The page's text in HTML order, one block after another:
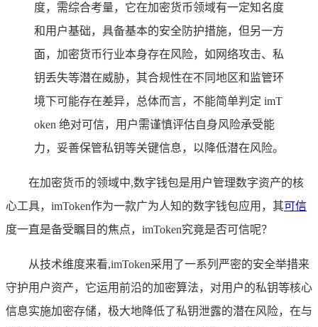
度，需综合考量，它在加密货币领域有一定知名度
和用户基础，具备基本的安全防护措施，但另一方
面，加密货币行业本身存在风险，如网络攻击、私
钥丢失等潜在威胁，其合规性在不同地区和监管环
境下可能存在差异，总体而言，不能简单判定 imT
oken 绝对可信，用户需谨慎评估自身风险承受能
力，妥善保管私钥等关键信息，以降低潜在风险。
在加密货币的领域中,数字钱包是用户管理数字资产的核
心工具，imToken作为一款广为人知的数字钱包应用，其可信
度一直是备受瞩目的焦点，imToken究竟是否可信呢？
从技术维度来看,imToken采用了一系列严密的安全举措来
守护用户资产，它运用前沿的加密算法，对用户的私钥等核心
信息实施加密存储，极大地降低了私钥泄露的潜在风险，在与